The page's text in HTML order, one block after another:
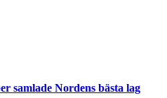
samlade Nordens bästa lag